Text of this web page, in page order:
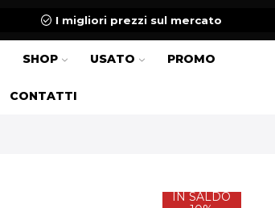
I migliori prezzi sul mercato
SHOP USATO PROMO
CONTATTI
IN SALDO